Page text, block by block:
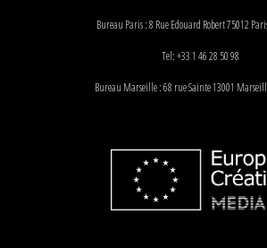
Bureau Paris : 8 Rue Edouard Robert 75012
Tel: +33 1 46 28 50 98
Bureau Marseille : 68 rue Sainte 13001